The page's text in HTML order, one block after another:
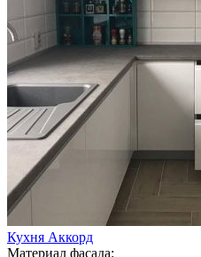
Кухня Аккорд
Материал фасада: